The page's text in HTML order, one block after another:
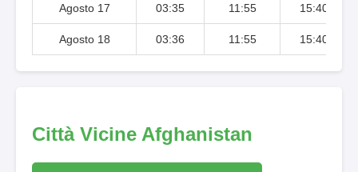
Agosto 17 03:35 11:55 15:40
Agosto 18 03:36 11:55 15:40
Città Vicine Afghanistan